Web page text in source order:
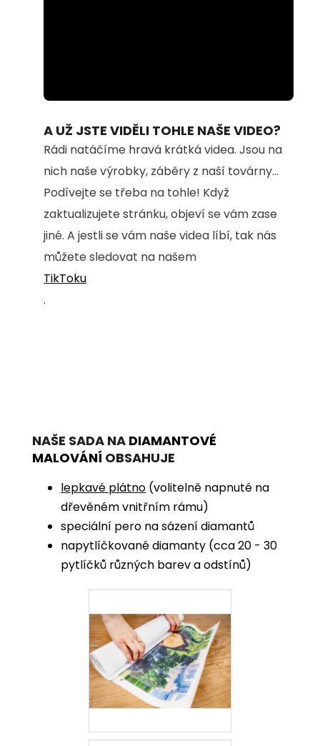
84.02%
A UŽ JSTE VIDĚLI TOHLE NAŠE VIDEO?
Rádi natáčíme hravá krátká videa. Jsou na
nich naše výrobky, záběry z naší továrny...
Podívejte se třeba na tohle! Když
zaktualizujete stránku, objeví se vám zase
jiné. A jestli se vám naše videa líbí, tak nás
můžete sledovat na našem
TikToku
.
NAŠE SADA NA DIAMANTOVÉ
MALOVÁNÍ OBSAHUJE
lepkavé plátno (volitelně napnuté na
dřevěném vnitřním rámu)
speciální pero na sázení diamantů
napytlíčkované diamanty (cca 20 - 30
pytlíčků různých barev a odstínů)